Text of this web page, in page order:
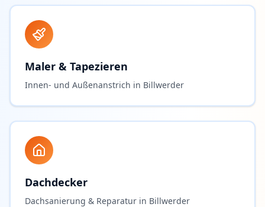
Maler & Tapezieren
Innen- und Außenanstrich in Billwerder
Dachdecker
Dachsanierung & Reparatur in Billwerder